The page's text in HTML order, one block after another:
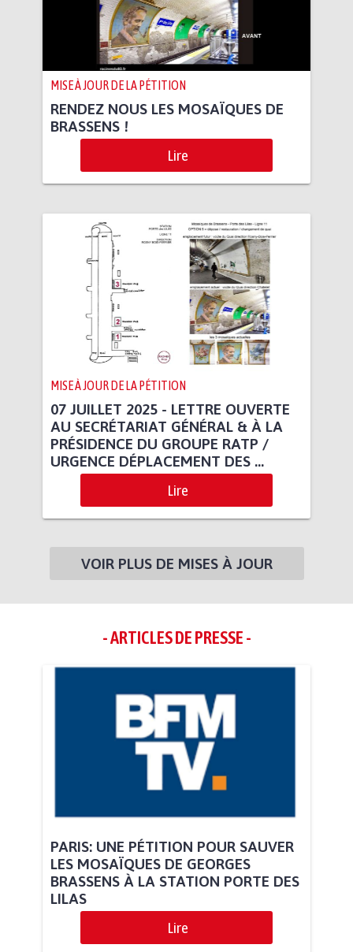
MISE À JOUR DE LA PÉTITION
RENDEZ NOUS LES MOSAÏQUES DE
BRASSENS !
Lire
MISE À JOUR DE LA PÉTITION
07 JUILLET 2025 - LETTRE OUVERTE
AU SECRÉTARIAT GÉNÉRAL & À LA
PRÉSIDENCE DU GROUPE RATP /
URGENCE DÉPLACEMENT DES ...
Lire
VOIR PLUS DE MISES À JOUR
- ARTICLES DE PRESSE -
PARIS: UNE PÉTITION POUR SAUVER
LES MOSAÏQUES DE GEORGES
BRASSENS À LA STATION PORTE DES
LILAS
Lire